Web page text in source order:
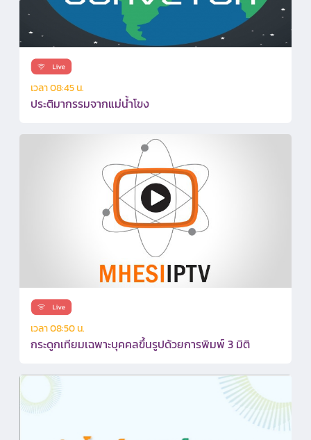
เวลา 08:45 น.
ประติมากรรมจากแม่น้ำโขง
เวลา 08:50 น.
กระดูกเทียมเฉพาะบุคคลขึ้นรูปด้วยการพิมพ์ 3 มิติ